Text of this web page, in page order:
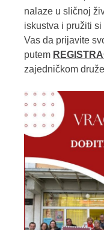
nalaze u sličnoj
iskustva i pružiti
Vas da prijavite
putem
zajedničkom